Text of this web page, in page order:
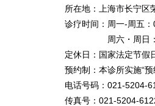
所在地：
上海市长宁
诊疗时间： 周一-周五
周六・周日：09
定休日： 国家法定节假
预约制： 本诊所实施“
电话号码：021-5204-
传真号：021-5204-